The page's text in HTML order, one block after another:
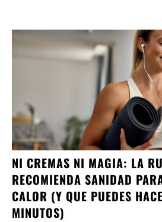
NI CREMAS NI MAGIA: LA
RECOMIENDA SANIDAD
CALOR (Y QUE PUEDES
MINUTOS)